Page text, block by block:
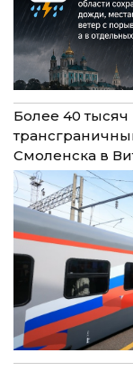
Более 40
Смоленска в